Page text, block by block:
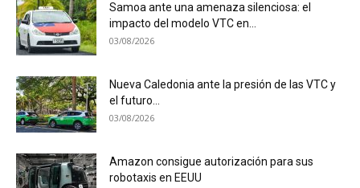
Samoa ante una amenaza silenciosa: el
impacto del modelo VTC en...
03/08/2026
Nueva Caledonia ante la presión de las VTC y
el futuro...
03/08/2026
Amazon consigue autorización para sus
robotaxis en EEUU